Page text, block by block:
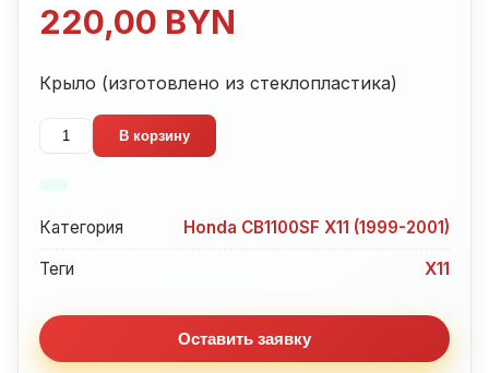
220,00 BYN
Крыло (изготовлено из стеклопластика)
Количество
товара
CB1100SF
X11
2001)
В корзину
Категория
Honda CB1100SF X11 (1999-2001)
Теги
X11
Оставить заявку